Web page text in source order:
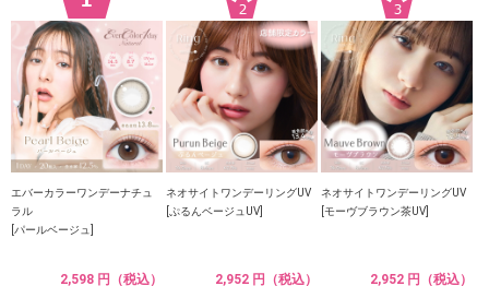
エバーカラーワンデーナチュ
ラル
[パールベージュ]
2,598 円（税込）
ネオサイトワンデーリングUV
[ぷるんベージュUV]
2,952 円（税込）
ネオサイトワンデーリングUV
[モーヴブラウン茶UV]
2,952 円（税込）